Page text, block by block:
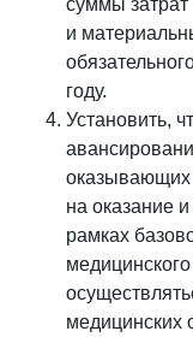
суммы затрат
и
году.
Установить,
оказывающих
на оказание
рамках
медицинских